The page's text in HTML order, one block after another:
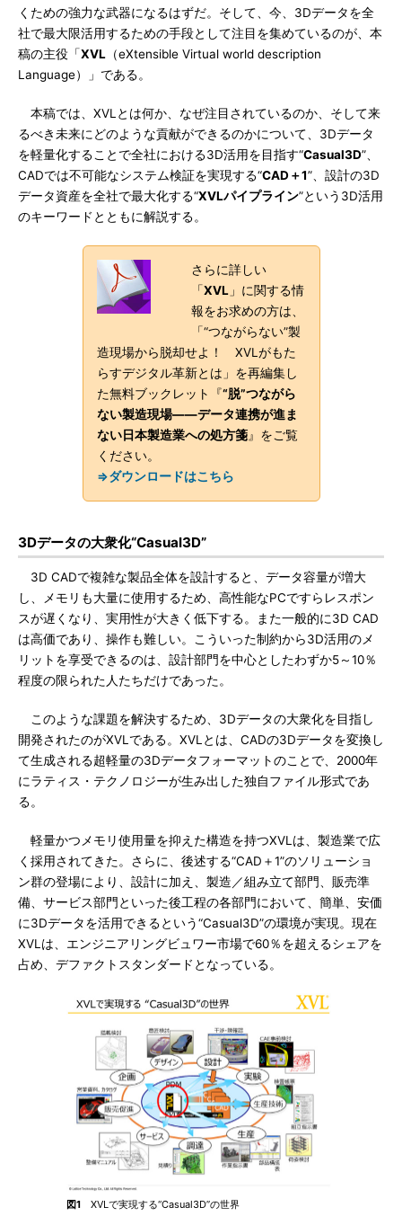
くための強力な武器になるはずだ。そして、今、3Dデータを全
社で最大限活用するための手段として注目を集めているのが、本
稿の主役「XVL （eXtensible Virtual world description
Language）」である。
本稿では、XVLとは何か、なぜ注目されているのか、そして来
るべき未来にどのような貢献ができるのかについて、3Dデータ
を軽量化することで全社における3D活用を目指す“Casual3D”、
CADでは不可能なシステム検証を実現する“CAD＋1”、設計の3D
データ資産を全社で最大化する“XVLパイプライン”という3D活用
のキーワードとともに解説する。
さらに詳しい
「XVL」に関する情
報をお求めの方は、
「“つながらない”製
造現場から脱却せよ！ XVLがもた
らすデジタル革新とは」を再編集し
た無料ブックレット『“脱”つながら
ない製造現場――データ連携が進ま
ない日本製造業への処方箋』をご覧
ください。
⇒ダウンロードはこちら
3Dデータの大衆化“Casual3D”
3D CADで複雑な製品全体を設計すると、データ容量が増大
し、メモリも大量に使用するため、高性能なPCですらレスポン
スが遅くなり、実用性が大きく低下する。また一般的に3D CAD
は高価であり、操作も難しい。こういった制約から3D活用のメ
リットを享受できるのは、設計部門を中心としたわずか5～10％
程度の限られた人たちだけであった。
このような課題を解決するため、3Dデータの大衆化を目指し
開発されたのがXVLである。XVLとは、CADの3Dデータを変換し
て生成される超軽量の3Dデータフォーマットのことで、2000年
にラティス・テクノロジーが生み出した独自ファイル形式であ
る。
軽量かつメモリ使用量を抑えた構造を持つXVLは、製造業で広
く採用されてきた。さらに、後述する“CAD＋1”のソリューショ
ン群の登場により、設計に加え、製造／組み立て部門、販売準
備、サービス部門といった後工程の各部門において、簡単、安価
に3Dデータを活用できるという“Casual3D”の環境が実現。現在
XVLは、エンジニアリングビュワー市場で60％を超えるシェアを
占め、デファクトスタンダードとなっている。
図1 XVLで実現する“Casual3D”の世界